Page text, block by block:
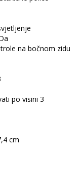
na bočnom zidu
po visini 3
cm